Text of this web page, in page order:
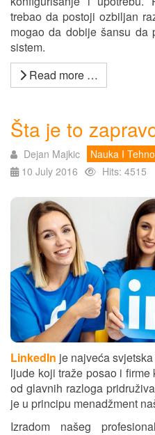
trebao da postoji ozbiljan
mogao da dobije šansu da
sistem.
Read more …
Šta je to
Dejan Majkic
Nauka I
10 July 2016
Hits: 4515
LinkedIn je najveća
ljude koji traže posao i
od glavnih razloga
je u principu menadžment
Izradom našeg